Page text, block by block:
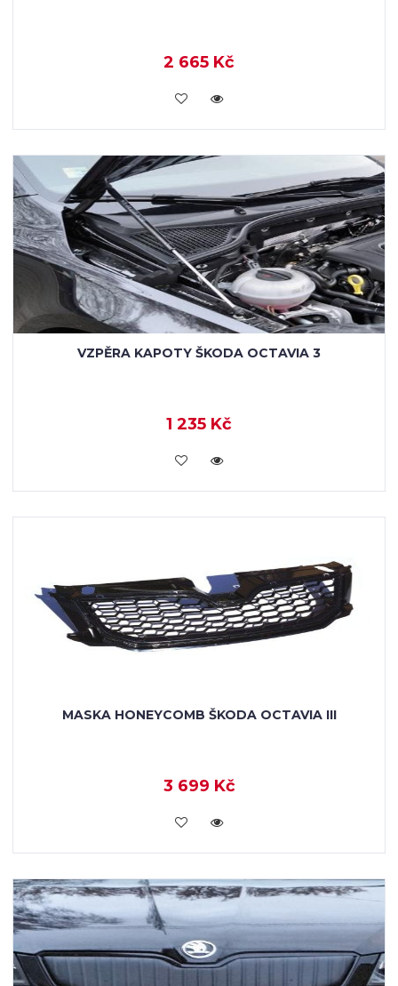
2 665 Kč
KOUPIT
VZPĚRA KAPOTY ŠKODA OCTAVIA 3
1 235 Kč
KOUPIT
MASKA HONEYCOMB ŠKODA OCTAVIA III
3 699 Kč
KOUPIT